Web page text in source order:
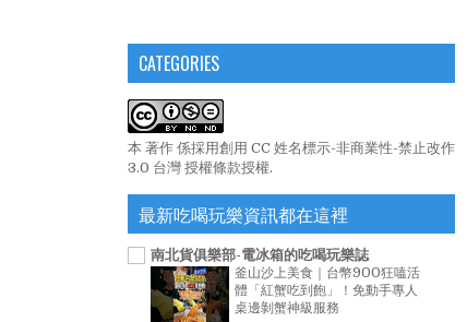
CATEGORIES
本 著作 係採用創用 CC 姓名標示-非商業性-禁止改作
3.0 台灣 授權條款授權.
最新吃喝玩樂資訊都在這裡
南北貨俱樂部-電冰箱的吃喝玩樂誌
釜山沙上美食｜台幣900狂嗑活
體「紅蟹吃到飽」！免動手專人
桌邊剝蟹神級服務